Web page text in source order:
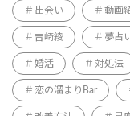
出会い 動画
吉崎綾 夢占
婚活 対処法
恋の溜まりBar